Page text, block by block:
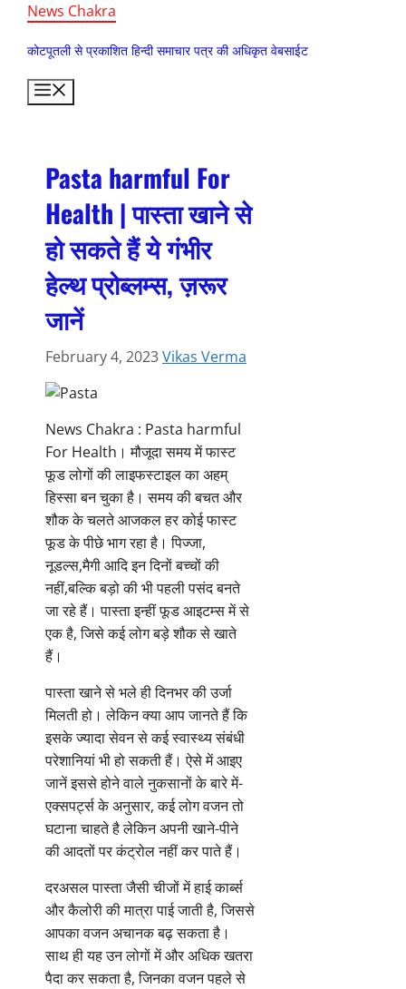
content
News Chakra
कोटपूतली से प्रकाशित हिन्दी समाचार पत्र की अधिकृत वेबसाईट
Pasta harmful For
Health | पास्ता खाने से
हो सकते हैं ये गंभीर
हेल्थ प्रोब्लम्स, ज़रूर
जानें
February 4, 2023Vikas Verma
News Chakra : Pasta harmful
For Health। मौजूदा समय में फास्ट
फूड लोगों की लाइफस्टाइल का अहम्
हिस्सा बन चुका है। समय की बचत और
शौक के चलते आजकल हर कोई फास्ट
फूड के पीछे भाग रहा है। पिज्जा,
नूडल्स,मैगी आदि इन दिनों बच्चों की
नहीं,बल्कि बड़ो की भी पहली पसंद बनते
जा रहे हैं। पास्ता इन्हीं फूड आइटम्स में से
एक है, जिसे कई लोग बड़े शौक से खाते
हैं।
पास्ता खाने से भले ही दिनभर की उर्जा
मिलती हो। लेकिन क्या आप जानते हैं कि
इसके ज्यादा सेवन से कई स्वास्थ्य संबंधी
परेशानियां भी हो सकती हैं। ऐसे में आइए
जानें इससे होने वाले नुकसानों के बारे में-
एक्सपर्ट्स के अनुसार, कई लोग वजन तो
घटाना चाहते है लेकिन अपनी खाने-पीने
की आदतों पर कंट्रोल नहीं कर पाते हैं।
दरअसल पास्ता जैसी चीजों में हाई कार्ब्स
और कैलोरी की मात्रा पाई जाती है, जिससे
आपका वजन अचानक बढ़ सकता है।
साथ ही यह उन लोगों में और अधिक खतरा
पैदा कर सकता है, जिनका वजन पहले से